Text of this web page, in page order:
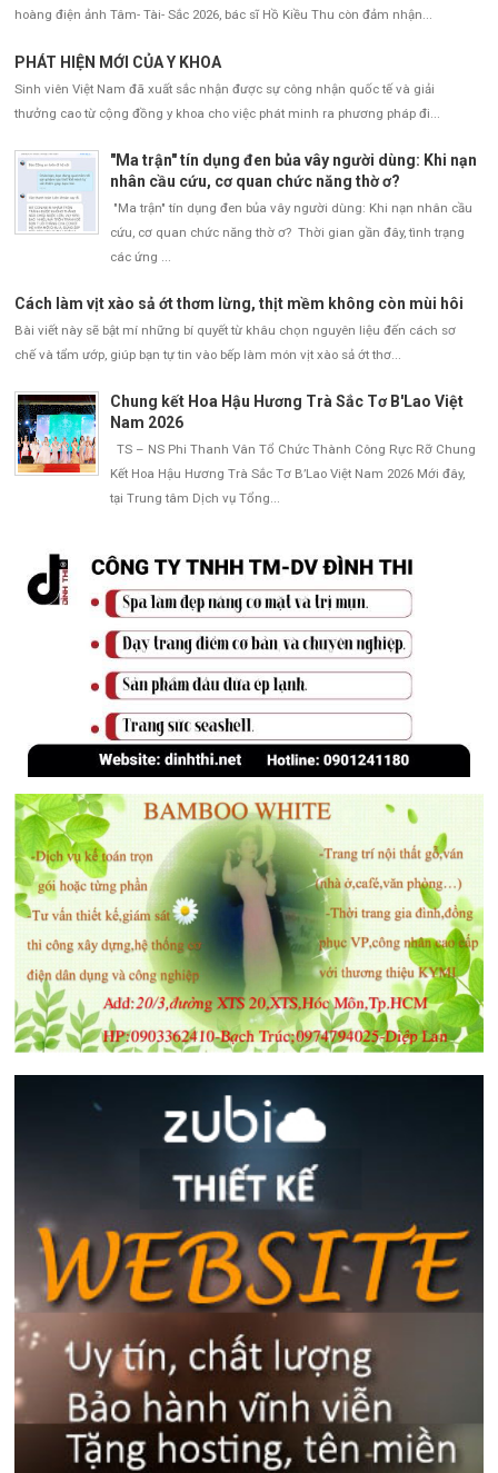
hoàng điện ảnh Tâm- Tài- Sắc 2026, bác sĩ Hồ Kiều Thu còn đảm nhận...
PHÁT HIỆN MỚI CỦA Y KHOA
Sinh viên Việt Nam đã xuất sắc nhận được sự công nhận quốc tế và giải
thưởng cao từ cộng đồng y khoa cho việc phát minh ra phương pháp đi...
"Ma trận" tín dụng đen bủa vây người dùng: Khi nạn
nhân cầu cứu, cơ quan chức năng thờ ơ?
"Ma trận" tín dụng đen bủa vây người dùng: Khi nạn nhân cầu
cứu, cơ quan chức năng thờ ơ? Thời gian gần đây, tình trạng
các ứng ...
Cách làm vịt xào sả ớt thơm lừng, thịt mềm không còn mùi hôi
Bài viết này sẽ bật mí những bí quyết từ khâu chọn nguyên liệu đến cách sơ
chế và tẩm ướp, giúp bạn tự tin vào bếp làm món vịt xào sả ớt thơ...
Chung kết Hoa Hậu Hương Trà Sắc Tơ B'Lao Việt
Nam 2026
TS – NS Phi Thanh Vân Tổ Chức Thành Công Rực Rỡ Chung
Kết Hoa Hậu Hương Trà Sắc Tơ B’Lao Việt Nam 2026 Mới đây,
tại Trung tâm Dịch vụ Tổng...